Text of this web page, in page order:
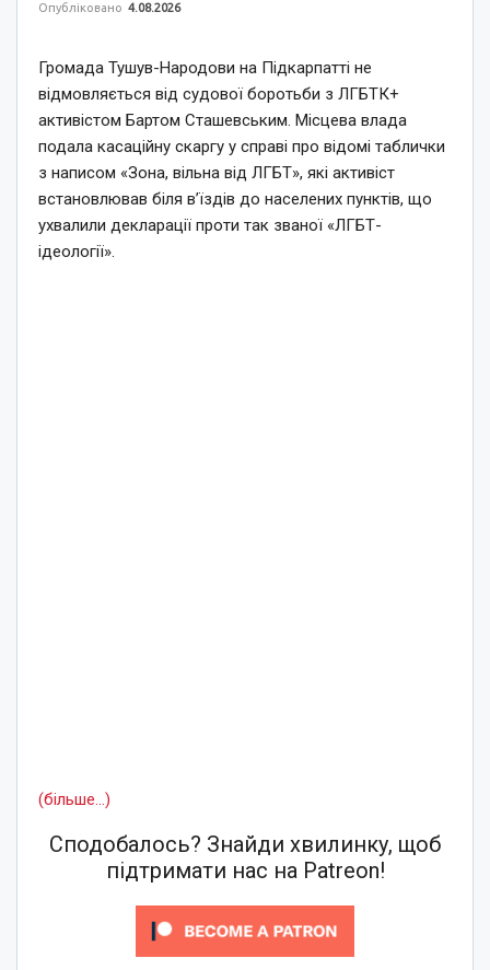
Опубліковано 4.08.2026
Громада Тушув-Народови на Підкарпатті не
відмовляється від судової боротьби з ЛГБТК+
активістом Бартом Сташевським. Місцева влада
подала касаційну скаргу у справі про відомі таблички
з написом «Зона, вільна від ЛГБТ», які активіст
встановлював біля в’їздів до населених пунктів, що
ухвалили декларації проти так званої «ЛГБТ-
ідеології».
(більше…)
Сподобалось? Знайди хвилинку, щоб
підтримати нас на Patreon!